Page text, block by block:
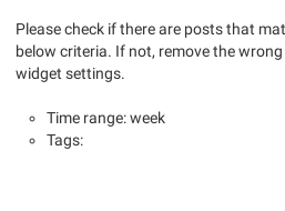
Please check if there are posts that
below criteria. If not, remove the
widget settings.
Time range: week
Tags: